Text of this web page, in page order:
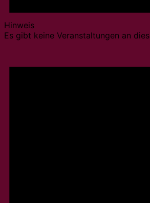
Hinweis
Es gibt keine Veranstaltungen an